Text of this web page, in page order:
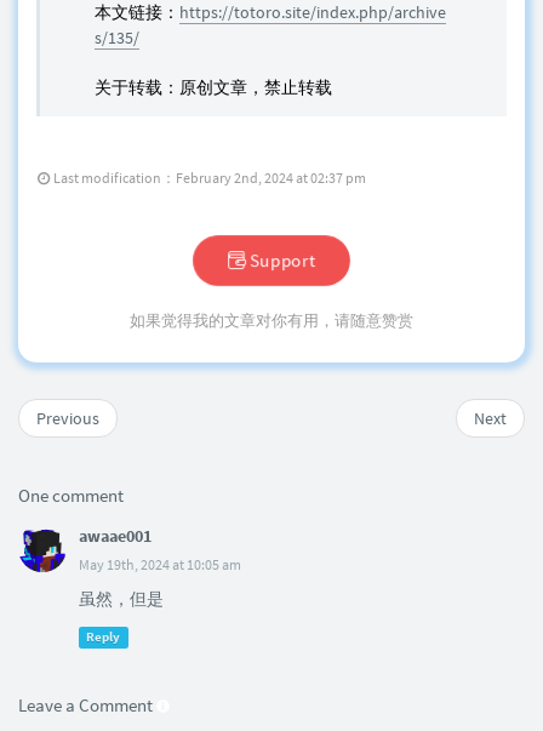
本文链接： https://totoro.site/index.php/archive
s/135/
关于转载：原创文章，禁止转载
Last modification：February 2nd, 2024 at 02:37 pm
Support
如果觉得我的文章对你有用，请随意赞赏
Next
Previous
One comment
awaae001
May 19th, 2024 at 10:05 am
虽然，但是
Reply
Leave a Comment